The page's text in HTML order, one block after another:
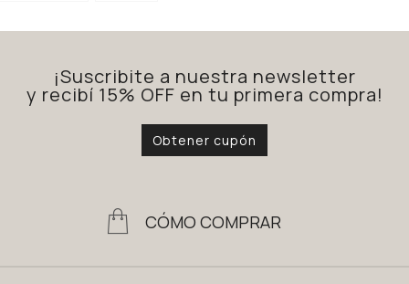
¡Suscribite a nuestra newsletter
y recibí 15% OFF en tu primera compra!
Obtener cupón
CÓMO COMPRAR